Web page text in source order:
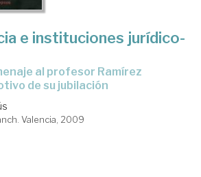
e instituciones jurídico-
de su jubilación
Valencia, 2009